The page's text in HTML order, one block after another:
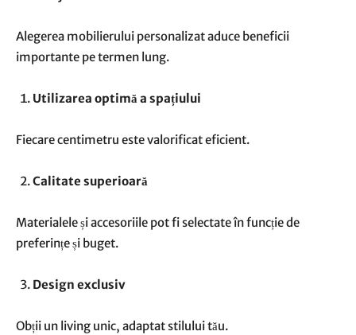
Alegerea mobilierului personalizat aduce beneficii
importante pe termen lung.
Utilizarea optimă a spațiului
Fiecare centimetru este valorificat eficient.
Calitate superioară
Materialele și accesoriile pot fi selectate în funcție de
preferințe și buget.
Design exclusiv
Obții un living unic, adaptat stilului tău.